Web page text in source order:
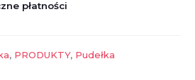
płatności
, PRODUKTY, Pudełka